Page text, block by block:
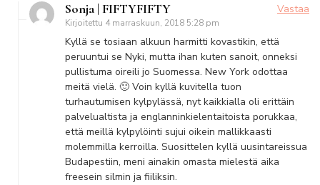
Sonja | FIFTYFIFTY
Kirjoitettu 4 marraskuun, 2018 5:28 pm
Vastaa
Kyllä se tosiaan alkuun harmitti kovastikin, että
peruuntui se Nyki, mutta ihan kuten sanoit, onneksi
pullistuma oireili jo Suomessa. New York odottaa
meitä vielä. 🙂 Voin kyllä kuvitella tuon
turhautumisen kylpylässä, nyt kaikkialla oli erittäin
palvelualtista ja englanninkielentaitoista porukkaa,
että meillä kylpylöinti sujui oikein mallikkaasti
molemmilla kerroilla. Suosittelen kyllä uusintareissua
Budapestiin, meni ainakin omasta mielestä aika
freesein silmin ja fiiliksin.